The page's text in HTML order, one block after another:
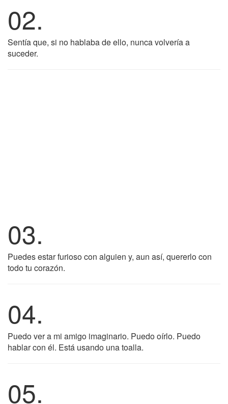
02.
Sentía que, si no hablaba de ello, nunca volvería a
suceder.
03.
Puedes estar furioso con alguien y, aun así, quererlo con
todo tu corazón.
04.
Puedo ver a mi amigo imaginario. Puedo oírlo. Puedo
hablar con él. Está usando una toalla.
05.